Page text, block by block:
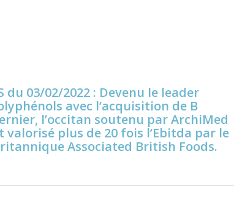
du 03/02/2022 : Devenu le leader
avec l’acquisition de B
l’occitan soutenu par ArchiMed
valorisé plus de 20 fois l’Ebitda par le
Associated British Foods.